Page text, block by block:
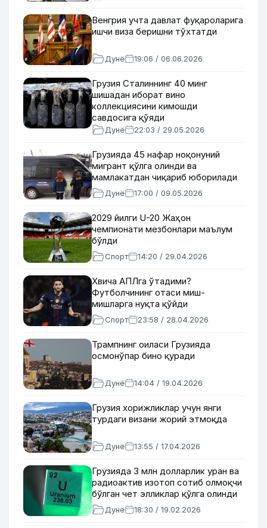
Венгрия учта давлат фуқароларига
ишчи виза беришни тўхтатди
Дунё 19:06 / 06.06.2026
Грузия Сталиннинг 40 минг
шишадан иборат вино
коллекциясини кимошди
савдосига қўяди
Дунё 22:03 / 29.05.2026
Грузияда 45 нафар ноқонуний
мигрант қўлга олинди ва
мамлакатдан чиқариб юборилади
Дунё 17:00 / 09.05.2026
2029 йилги U-20 Жаҳон
чемпионати мезбонлари маълум
бўлди
Спорт 14:20 / 29.04.2026
Хвича АПЛга ўтадими?
Футболчининг отаси миш-
мишларга нуқта қўйди
Спорт 23:58 / 28.04.2026
Трампнинг оиласи Грузияда
осмонўпар бино қуради
Дунё 14:04 / 19.04.2026
Грузия хорижликлар учун янги
турдаги визани жорий этмоқда
Дунё 13:55 / 17.04.2026
Грузияда 3 млн долларлик уран ва
радиоактив изотоп сотиб олмоқчи
бўлган чет элликлар қўлга олинди
Дунё 18:30 / 19.02.2026